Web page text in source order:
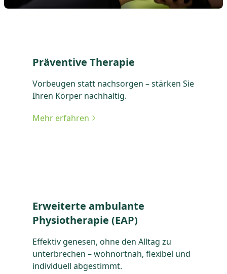
Präventive Therapie
Vorbeugen statt nachsorgen – stärken Sie
Ihren Körper nachhaltig.
Mehr erfahren
zu Präventive Therapie
Erweiterte ambulante
Physiotherapie (EAP)
Effektiv genesen, ohne den Alltag zu
unterbrechen – wohnortnah, flexibel und
individuell abgestimmt.